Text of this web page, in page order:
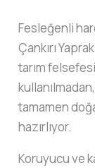
Fesleğenli
Çankırı
tarım
tamamen
hazırlıyor.
Koruyucu ve